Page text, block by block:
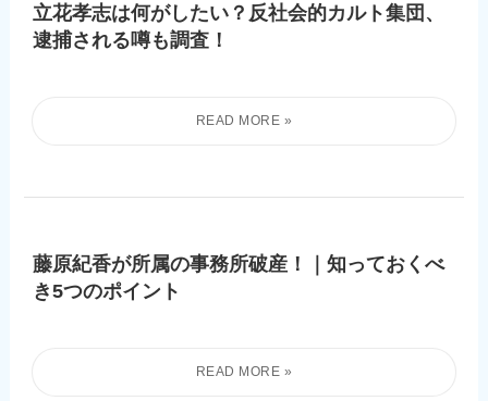
立花孝志は何がしたい？反社会的カルト集団、
逮捕される噂も調査！
藤原紀香が所属の事務所破産！｜知っておくべ
き5つのポイント